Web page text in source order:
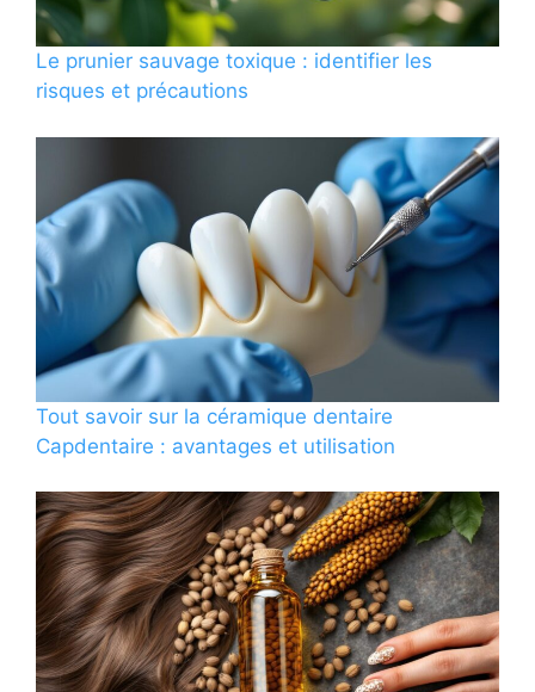
Le prunier sauvage toxique : identifier les
risques et précautions
Tout savoir sur la céramique dentaire
Capdentaire : avantages et utilisation